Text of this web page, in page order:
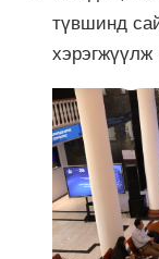
түвшинд